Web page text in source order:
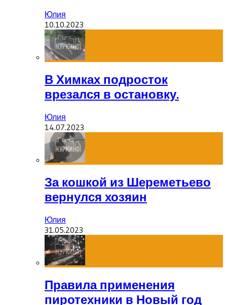
Юлия
10.10.2023
В Химках подросток
врезался в остановку.
Юлия
14.07.2023
За кошкой из Шереметьево
вернулся хозяин
Юлия
31.05.2023
Правила применения
пиротехники в Новый год